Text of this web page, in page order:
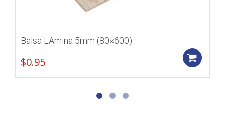
Balsa LAmina 5mm (80×600)
$0.95